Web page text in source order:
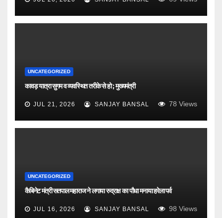
UNCATEGORIZED
कावड़ यात्रा सुगम व व्यवस्थित तरीके से हो ; मुख्यमंत्री
JUL 21, 2026 SANJAY BANSAL 78 Views
UNCATEGORIZED
कैबिनेट मंत्री सतपाल महाराज ने लगाया रुद्राक्ष का पौधा मनाया हरेला पर्व
JUL 16, 2026 SANJAY BANSAL 98 Views